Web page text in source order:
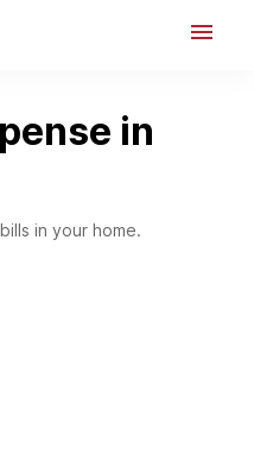
menu
in
in your home.